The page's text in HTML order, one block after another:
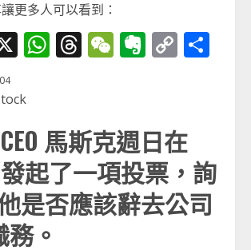
更多人可以看到：
X WhatsApp
Threads
WeChat
Evernote
Copy
馬斯克週日在
起了一項投票，詢
是否應該辭去公司
務。